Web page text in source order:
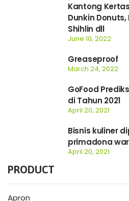
Kantong
Dunkin Donuts,
Shihlin dll
June 10, 2022
Greaseproof
March 24, 2022
GoFood
di Tahun 2021
April 20, 2021
Bisnis kuliner
primadona
April 20, 2021
PRODUCT
Apron